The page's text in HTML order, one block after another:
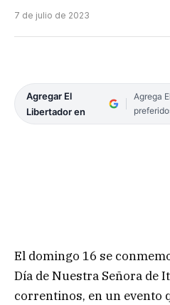
7 de julio de 2023
Agregar El
Libertador en
Agrega
El domingo 16 se
Día de Nuestra Señora de
correntinos, en un evento